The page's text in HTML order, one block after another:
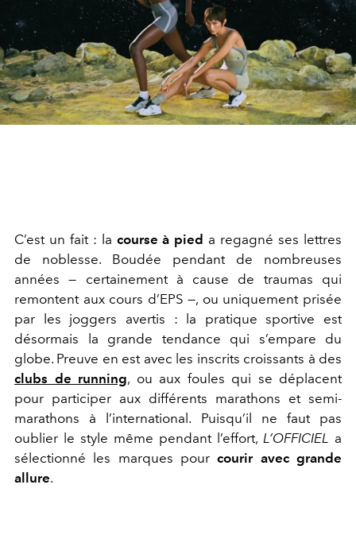
C’est un fait : la course à pied a regagné ses lettres
de noblesse. Boudée pendant de nombreuses
années — certainement à cause de traumas qui
remontent aux cours d’EPS —, ou uniquement prisée
par les joggers avertis : la pratique sportive est
désormais la grande tendance qui s’empare du
globe. Preuve en est avec les inscrits croissants à des
clubs de running, ou aux foules qui se déplacent
pour participer aux différents marathons et semi-
marathons à l’international. Puisqu’il ne faut pas
oublier le style même pendant l’effort, L’OFFICIEL a
sélectionné les marques pourcourir avec grande
allure.